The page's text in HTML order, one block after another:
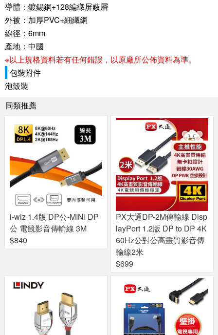
導體：鍍錫銅+128編織屏蔽層
外被：加厚PVC+細織網
線徑：6mm
產地：中國
※以上規格資料若有任何錯誤，以原廠所公佈資料為準。
包裝附件
泡殼裝
同類推薦
i-wiz 1.4版 DP公-MINI DP
公 電競影音傳輸線 3M
$840
PX大通DP-2M傳輸線 Disp
layPort 1.2版 DP to DP 4K
60Hz公對公高畫質影音傳
輸線2米
$699